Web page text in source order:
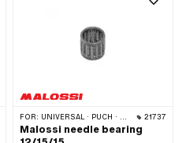
FOR: UNIVERSAL · PUCH · SACHS · PONY / CILO (BETA 521 & 512) · PIAGGIO · SOLEX · TOMOS · BYE BIKE · ALPA CHOPPER / TURBO · CILO · DKW · FANTIC · GARELLI · HONDA · ILO / JLO · KREIDLER · MALAGUTI · MBK / MOTOBÉCANE · MIELE · MONARK · PEUGEOT · VICTORIA · YAMAHA 21737
Malossi needle bearing